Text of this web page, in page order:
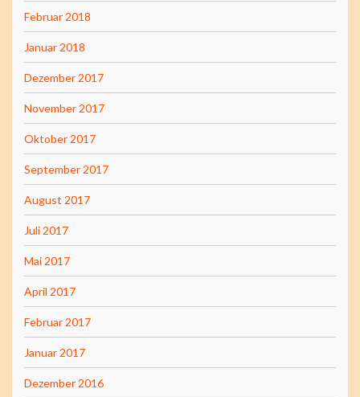
Februar 2018
Januar 2018
Dezember 2017
November 2017
Oktober 2017
September 2017
August 2017
Juli 2017
Mai 2017
April 2017
Februar 2017
Januar 2017
Dezember 2016